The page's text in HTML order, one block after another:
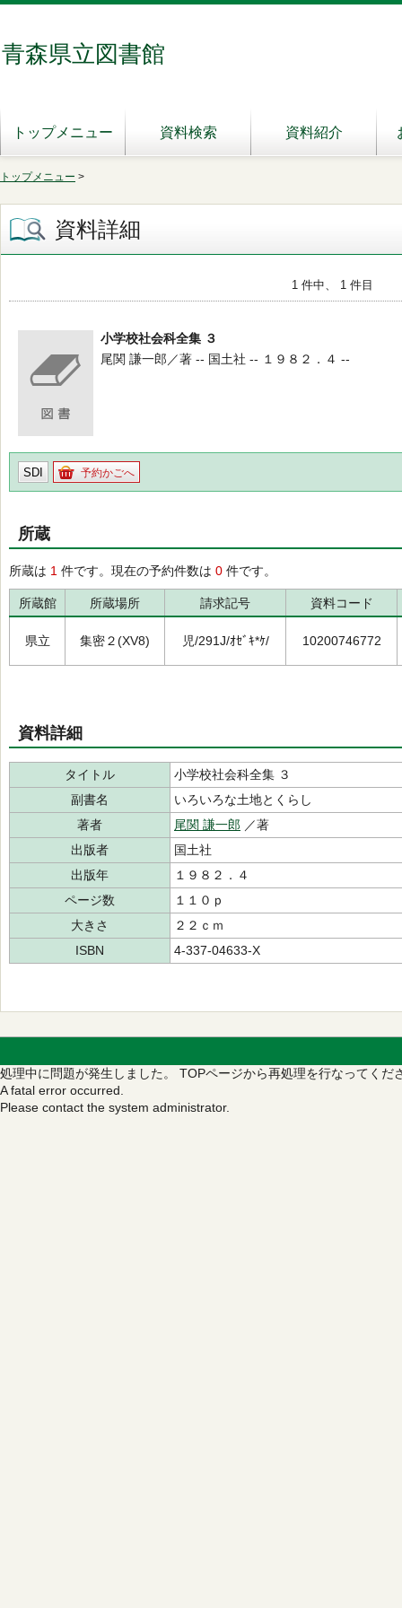
青森県立図書館
トップメニュー 資料検索 資料紹介
トップメニュー >
資料詳細
1 件中、 1 件目
小学校社会科全集 ３
尾関 謙一郎／著 -- 国土社 -- １９８２．４ --
SDI 予約かごへ
所蔵
所蔵は 1 件です。現在の予約件数は 0 件です。
所蔵館 所蔵場所 請求記号 資料コード
県立 集密２(XV8) 児/291J/ｵｾﾞｷ*ｹ/ 10200746772
資料詳細
タイトル
小学校社会科全集 ３
副書名
いろいろな土地とくらし
著者
尾関 謙一郎 ／著
出版者
国土社
出版年
１９８２．４
ページ数
１１０ｐ
大きさ
２２ｃｍ
ISBN
4-337-04633-X
処理中に問題が発生しました。 TOPページから再処理を行なってくだ
A fatal error occurred.
Please contact the system administrator.